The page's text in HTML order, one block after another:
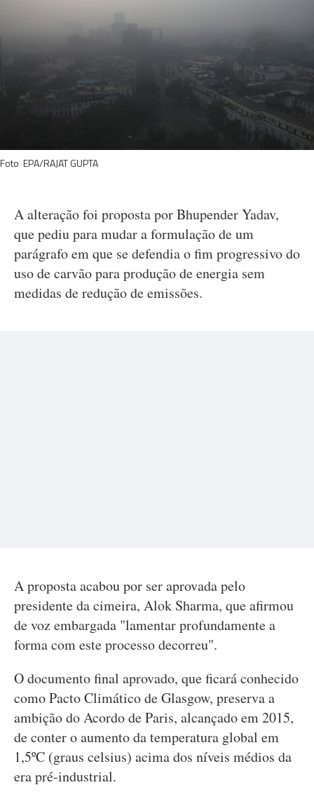
Foto EPA/RAJAT GUPTA
A alteração foi proposta por Bhupender Yadav,
que pediu para mudar a formulação de um
parágrafo em que se defendia o fim progressivo do
uso de carvão para produção de energia sem
medidas de redução de emissões.
A proposta acabou por ser aprovada pelo
presidente da cimeira, Alok Sharma, que afirmou
de voz embargada "lamentar profundamente a
forma com este processo decorreu".
O documento final aprovado, que ficará conhecido
como Pacto Climático de Glasgow, preserva a
ambição do Acordo de Paris, alcançado em 2015,
de conter o aumento da temperatura global em
1,5ºC (graus celsius) acima dos níveis médios da
era pré-industrial.